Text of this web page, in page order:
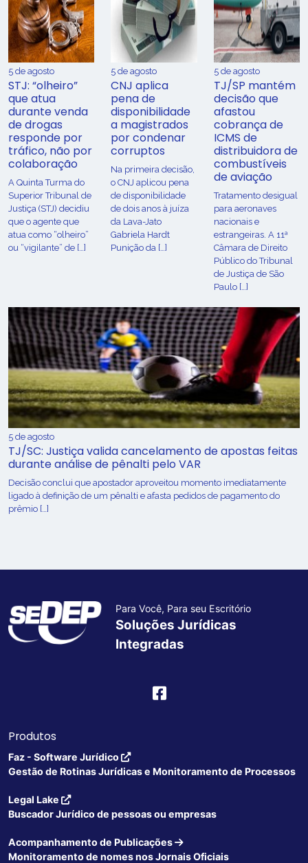
5 de agosto
STJ: “olheiro”
que atua
durante venda
de drogas
responde por
tráfico, não por
colaboração
A Quinta Turma do
Superior Tribunal de
Justiça (STJ) decidiu
que o agente que
atua como “olheiro”
ou “vigilante” de […]
5 de agosto
CNJ aplica
pena de
disponibilidade
a magistrados
por condenar
corruptos
Na primeira decisão,
o CNJ aplicou pena
de disponibilidade
de dois anos à juíza
da Lava-Jato
Gabriela Hardt
Punição da […]
5 de agosto
TJ/SP mantém
decisão que
afastou
cobrança de
ICMS de
distribuidora de
combustíveis
de aviação
Tratamento desigual
para aeronaves
nacionais e
estrangeiras. A 11ª
Câmara de Direito
Público do Tribunal
de Justiça de São
Paulo […]
5 de agosto
TJ/SC: Justiça valida cancelamento de apostas feitas
durante análise de pênalti pelo VAR
Decisão conclui que apostador aproveitou momento imediatamente
ligado à definição de um pênalti e afasta pedidos de pagamento do
prêmio […]
Para Você, Para seu Escritório
Soluções Jurídicas
Integradas
Produtos
Faz - Software Jurídico
Gestão de Rotinas Jurídicas e Monitoramento de Processos
Legal Lake
Buscador Jurídico de pessoas ou empresas
Acompanhamento de Publicações
Monitoramento de nomes nos Jornais Oficiais